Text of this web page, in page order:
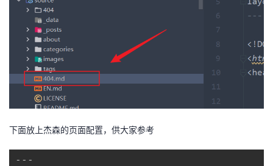
下面放上杰森的页面配置，供大家参考
---